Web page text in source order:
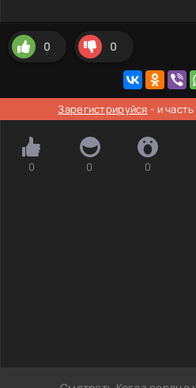
0 0
Зарегистрируйся - и
0 0 0